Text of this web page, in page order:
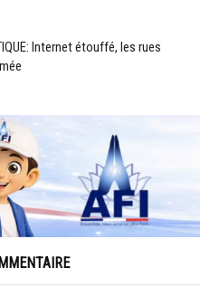
Internet étouffé, les rues